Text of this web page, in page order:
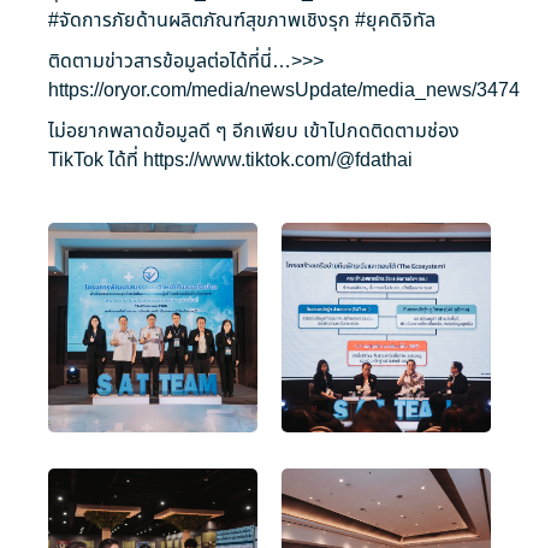
#จัดการภัยด้านผลิตภัณฑ์สุขภาพเชิงรุก #ยุคดิจิทัล
ติดตามข่าวสารข้อมูลต่อได้ที่นี่…>>>
https://oryor.com/media/newsUpdate/media_news/3474
ไม่อยากพลาดข้อมูลดี ๆ อีกเพียบ เข้าไปกดติดตามช่อง
TikTok ได้ที่ https://www.tiktok.com/@fdathai